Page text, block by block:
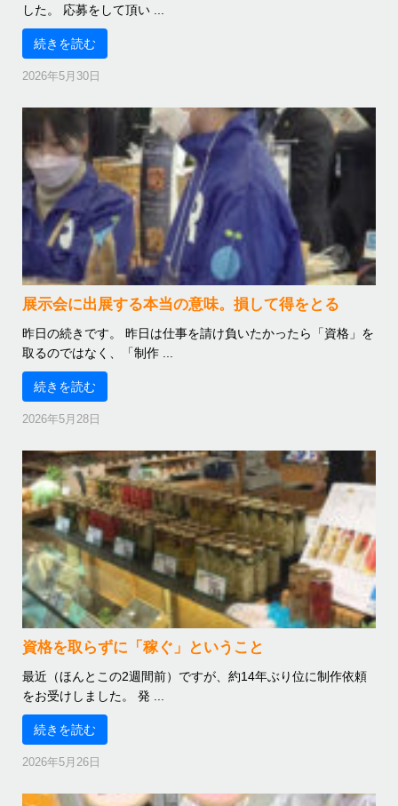
した。 応募をして頂い ...
続きを読む
2026年5月30日
展示会に出展する本当の意味。損して得をとる
昨日の続きです。 昨日は仕事を請け負いたかったら「資格」を
取るのではなく、「制作 ...
続きを読む
2026年5月28日
資格を取らずに「稼ぐ」ということ
最近（ほんとこの2週間前）ですが、約14年ぶり位に制作依頼
をお受けしました。 発 ...
続きを読む
2026年5月26日